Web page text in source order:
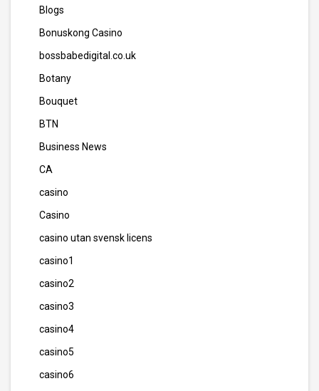
Blogs
Bonuskong Casino
bossbabedigital.co.uk
Botany
Bouquet
BTN
Business News
CA
casino
Casino
casino utan svensk licens
casino1
casino2
casino3
casino4
casino5
casino6